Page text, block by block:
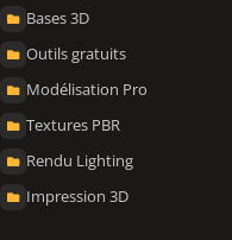
Bases 3D
Outils gratuits
Modélisation Pro
Textures PBR
Rendu Lighting
Impression 3D